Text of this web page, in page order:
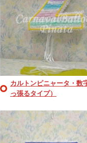
カルトンピニャータ・数
っ張るタイプ）